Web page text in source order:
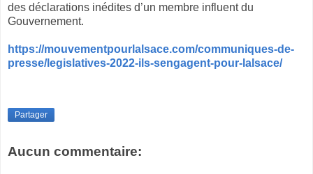
des déclarations inédites d’un membre influent du
Gouvernement.
https://mouvementpourlalsace.com/communiques-de-
presse/legislatives-2022-ils-sengagent-pour-lalsace/
Partager
Aucun commentaire: